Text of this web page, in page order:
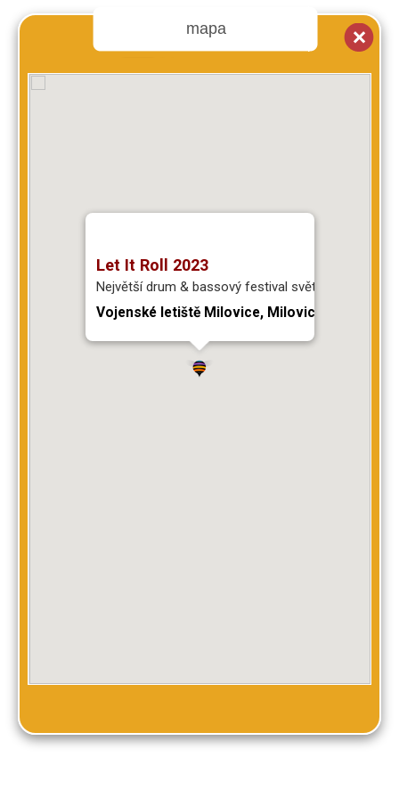
mapa
Let It Roll 2023
Největší drum & bassový festival světa.
Vojenské letiště Milovice, Milovice,